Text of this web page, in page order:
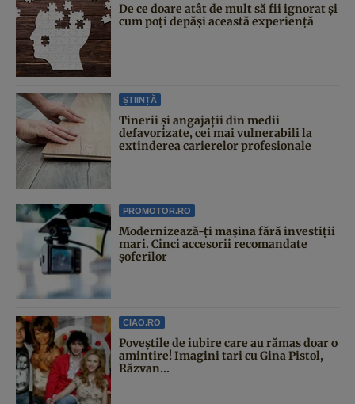
De ce doare atât de mult să fii ignorat și
cum poți depăși această experiență
ȘTIINȚĂ
Tinerii și angajații din medii
defavorizate, cei mai vulnerabili la
extinderea carierelor profesionale
PROMOTOR.RO
Modernizează-ți mașina fără investiții
mari. Cinci accesorii recomandate
șoferilor
CIAO.RO
Poveştile de iubire care au rămas doar o
amintire! Imagini tari cu Gina Pistol,
Răzvan...